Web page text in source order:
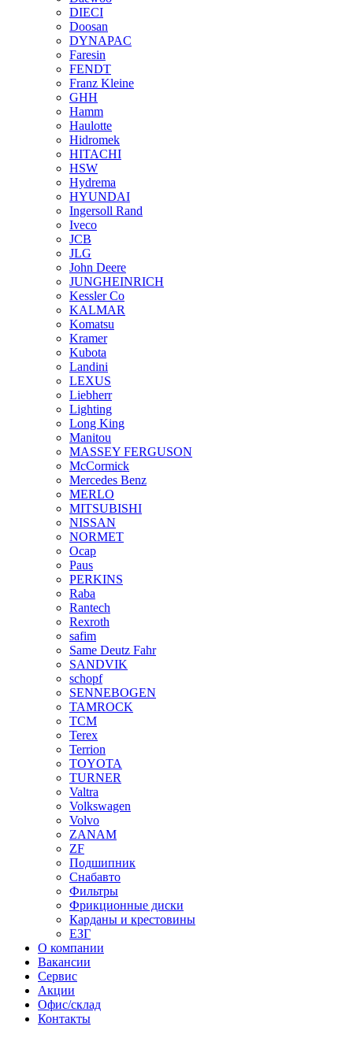
DIECI
Doosan
DYNAPAC
Faresin
FENDT
Franz Kleine
GHH
Hamm
Haulotte
Hidromek
HITACHI
HSW
Hydrema
HYUNDAI
Ingersoll Rand
Iveco
JCB
JLG
John Deere
JUNGHEINRICH
Kessler Co
KALMAR
Komatsu
Kramer
Kubota
Landini
LEXUS
Liebherr
Lighting
Long King
Manitou
MASSEY FERGUSON
McCormick
Mercedes Benz
MERLO
MITSUBISHI
NISSAN
NORMET
Ocap
Paus
PERKINS
Raba
Rantech
Rexroth
safim
Same Deutz Fahr
SANDVIK
schopf
SENNEBOGEN
TAMROCK
TCM
Terex
Terrion
TOYOTA
TURNER
Valtra
Volkswagen
Volvo
ZANAM
ZF
Подшипник
Снабавто
Фильтры
Фрикционные диски
Карданы и крестовины
ЕЗГ
О компании
Вакансии
Сервис
Акции
Офис/склад
Контакты